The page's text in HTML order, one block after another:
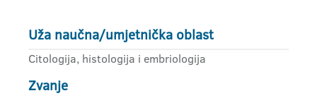
Uža naučna/umjetnička oblast
Citologija, histologija i embriologija
Zvanje